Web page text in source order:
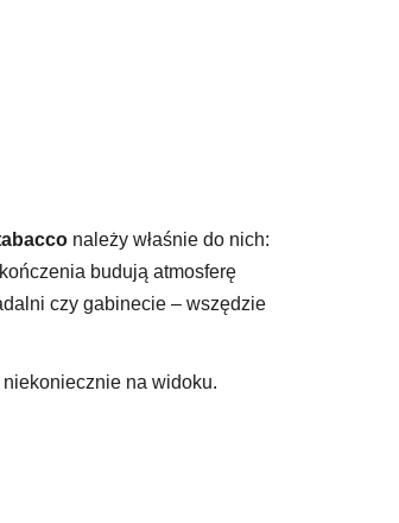
należy właśnie do nich:
budują atmosferę
czy gabinecie – wszędzie
na widoku.